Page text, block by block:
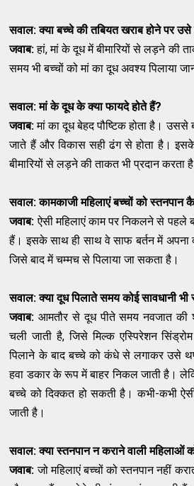
सवाल: क्या बच्चे की तबियत खराब होने पर उसे
जवाब:हां, मां के दूध में बीमारियों से लड़ने की
समय भी बच्चों को मां का दूध अवश्य पिलाया
सवाल: मां के दूध के क्या फायदे होते हैं?
जवाब:मां का दूध बेहद पौष्टिक होता है। उससे
जाते हैं और विकास सही ढंग से होता है।
बीमारियों से लड़ने की ताकत भी प्रदान करता
सवाल: कामकाजी महिलाएं बच्चों को
जवाब: ऐसी महिलाएं काम पर निकलने से पहले
हैं। इसके साथ ही साथ वे साफ बर्तन में
जिसे बाद में चम्मच से पिलाया जा सकता है।
सवाल: क्या दूध पिलाते समय कोई सावधानी भी
जवाब: आमतौर से दूध पीते समय नवजात की
चली जाती है, जिसे मिल्क एस्पिरेशन
पिलाने के बाद बच्चे को कंधे से लगाकर उसे
हवा डकार के रूप में बाहर निकल जाती है।
बच्चे को दिक्कत हो सकती है। कभी-कभी
जाती है।
सवाल: क्या स्तनपान न कराने वाली महिलाओं
जवाब: जो महिलाएं बच्चों को स्तनपान नहीं